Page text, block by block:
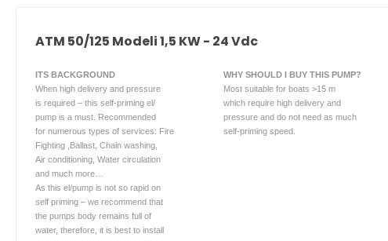
ATM 50/125 Modeli 1,5 KW - 24 Vdc
ITS BACKGROUND
When high delivery and pressure
is required – this self-priming el/
pump is a must. Recommended
for numerous types of services: Fire
Fighting ,Ballast, Chain washing,
Air conditioning, Water circulation
and much more…
As this el/pump is not so rapid on
self priming – we recommend that
the pumps body remains full of
water, therefore, it is best to install
WHY SHOULD I BUY THIS PUMP?
Most suitable for boats >15 m
which require high delivery and
pressure and do not need as much
self-priming speed.